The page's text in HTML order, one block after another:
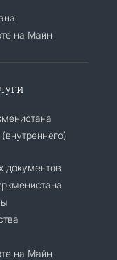
на Майн
документов
на Майн